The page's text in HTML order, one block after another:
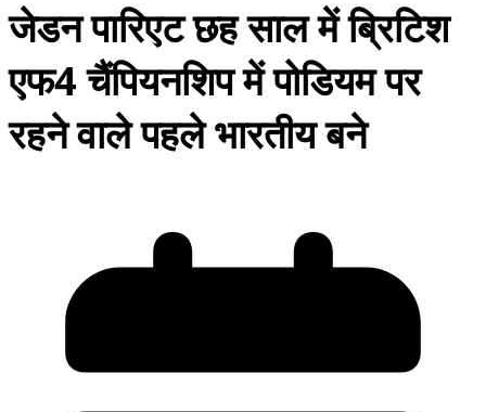
जेडन पारिएट छह साल में ब्रिटिश
एफ4 चैंपियनशिप में पोडियम पर
रहने वाले पहले भारतीय बने